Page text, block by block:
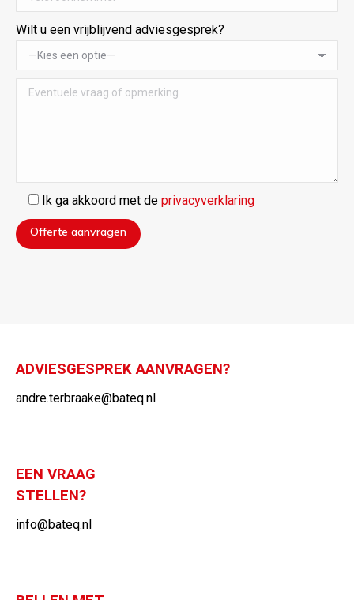
Wilt u een vrijblijvend adviesgesprek?
Ik ga akkoord met de privacyverklaring
ADVIESGESPREK AANVRAGEN?
andre.terbraake@bateq.nl
EEN VRAAG
STELLEN?
info@bateq.nl